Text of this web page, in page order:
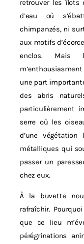
retrouver les îlots
d’eau où
chimpanzés, ni
aux motifs
enclos. Mais
une part
des abris
particulièrement
serre où les
d’une végétation
métalliques qui
passer un
chez eux.
À la buvette
rafraîchir.
que ce lieu
pérégrinations